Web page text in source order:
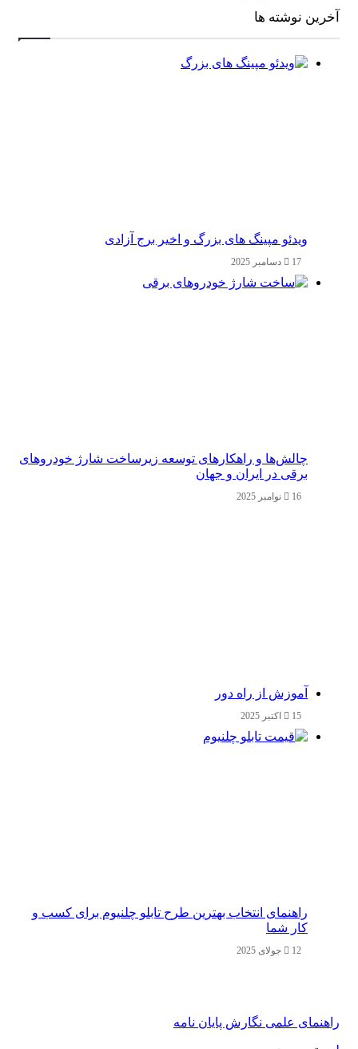
آخرین نوشته ها
ویدئو مپینگ های بزرگ و اخیر برج آزادی
17 دسامبر 2025
چالش‌ها و راهکارهای توسعه زیرساخت شارژ خودروهای
برقی در ایران و جهان
16 نوامبر 2025
آموزش از راه دور
15 اکتبر 2025
راهنمای انتخاب بهترین طرح تابلو چلنیوم برای کسب و
کار شما
12 جولای 2025
راهنمای علمی نگارش پایان نامه